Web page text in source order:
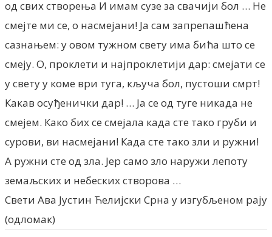
од свих створења И имам сузе за свачији бол … Не
смејте ми се, о насмејани! Ја сам запрепашћена
сазнањем: у овом тужном свету има бића што се
смеју. О, проклети и најпроклетији дар: смејати се
у свету у коме ври туга, кључа бол, пустоши смрт!
Какав осуђенички дар! … Ја се од туге никада не
смејем. Како бих се смејала када сте тако груби и
сурови, ви насмејани! Када сте тако зли и ружни!
А ружни сте од зла. Јер само зло наружи лепоту
земаљских и небеских створова …
Свети Ава Јустин Ћелијски Срна у изгубљеном рају
(одломак)